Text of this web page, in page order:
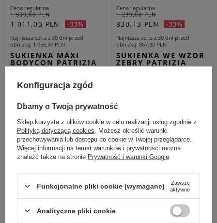
Cena regularna
1 509,00 PLN
1 011,03 PLN -33%
Najniższa cena z 30 dni przed
obniżką 1 056,30 PLN
SUKIENKA MAXI
BODYCON PATRIZIA
PEPE BEŻOWY SLIM
III
Cena regularna
1 239,00 PLN
830,13 PLN -33%
Najniższa cena z 30 dni przed
obniżką 867,30 PLN
SUKIENKA WE WZÓR
ZEBRY PATRIZIA
PEPE BEŻOWY
OUTLET
Konfiguracja zgód
Dbamy o Twoją prywatność
Sklep korzysta z plików cookie w celu realizacji usług zgodnie z
Polityką dotyczącą cookies . Możesz określić warunki
przechowywania lub dostępu do cookie w Twojej przeglądarce.
Więcej informacji na temat warunków i prywatności można
znaleźć także na stronie Prywatność i warunki Google
Funkcjonalne pliki cookie (wymagane)
Zawsze
aktywne
Analityczne pliki cookie